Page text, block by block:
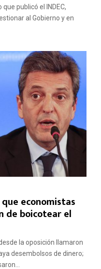
publicó el INDEC,
al Gobierno y en
economistas
de boicotear el
la oposición llamaron
desembolsos de dinero;